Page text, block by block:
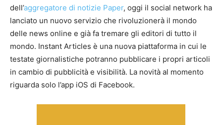
dell’aggregatore di notizie Paper, oggi il social network ha
lanciato un nuovo servizio che rivoluzionerà il mondo
delle news online e già fa tremare gli editori di tutto il
mondo. Instant Articles è una nuova piattaforma in cui le
testate giornalistiche potranno pubblicare i propri articoli
in cambio di pubblicità e visibilità. La novità al momento
riguarda solo l’app iOS di Facebook.